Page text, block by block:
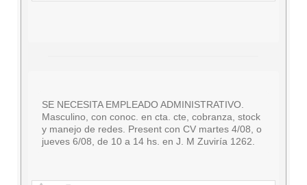
SE NECESITA EMPLEADO ADMINISTRATIVO.
Masculino, con conoc. en cta. cte, cobranza, stock
y manejo de redes. Present con CV martes 4/08, o
jueves 6/08, de 10 a 14 hs. en J. M Zuviría 1262.